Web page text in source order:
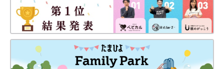
ています。
また、より初期の対策に関しては、乳児湿疹に対して皮膚科やア
レルギー科を受診し、適切な治療を行うことが大切です。乳児湿
疹があると外界からの異物に対する免疫反応が起きやすくなり、
アレルギー疾患の発症と関連していることがわかっています。